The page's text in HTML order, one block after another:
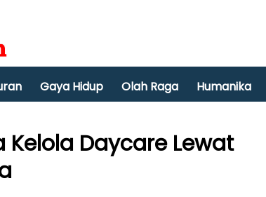
Gaya Hidup Olah Raga Humanika
Kelola Daycare Lewat